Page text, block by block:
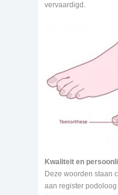
vervaardigd.
Kwaliteit en
Deze woorden staan
aan register podoloog